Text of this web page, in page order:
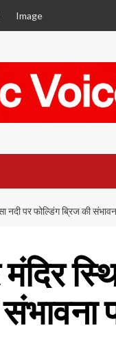
Image
नदी पर फोल्डिंग ब्रिज की